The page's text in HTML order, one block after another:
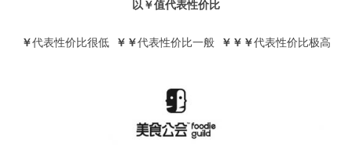
以￥值代表性价比
￥代表性价比很低 ￥￥代表性价比一般 ￥￥￥代表性价比极高